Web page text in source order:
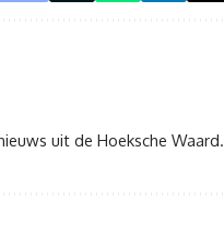
uit de Hoeksche Waard.